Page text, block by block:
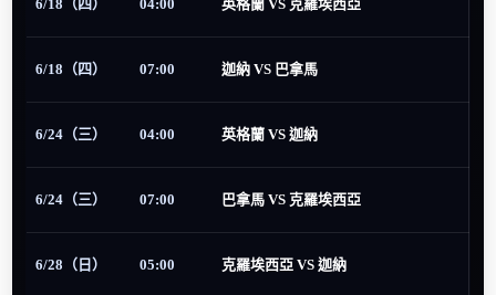
6/18（四） 04:00 英格蘭 VS 克羅埃西亞
6/18（四） 07:00 迦納 VS 巴拿馬
6/24（三） 04:00 英格蘭 VS 迦納
6/24（三） 07:00 巴拿馬 VS 克羅埃西亞
6/28（日） 05:00 克羅埃西亞 VS 迦納